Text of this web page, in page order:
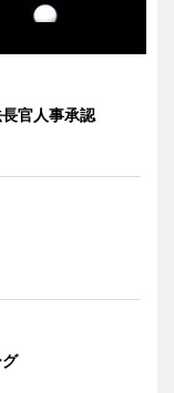
官人事承認